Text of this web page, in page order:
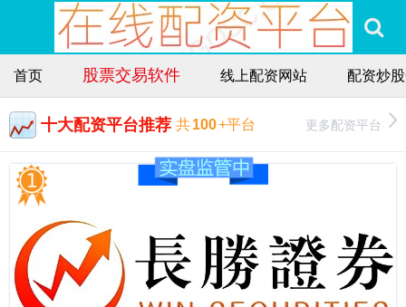
首页 股票交易软件 线上配资网站 配资炒
十大配资平台推荐 共100+平台 更多配资平台